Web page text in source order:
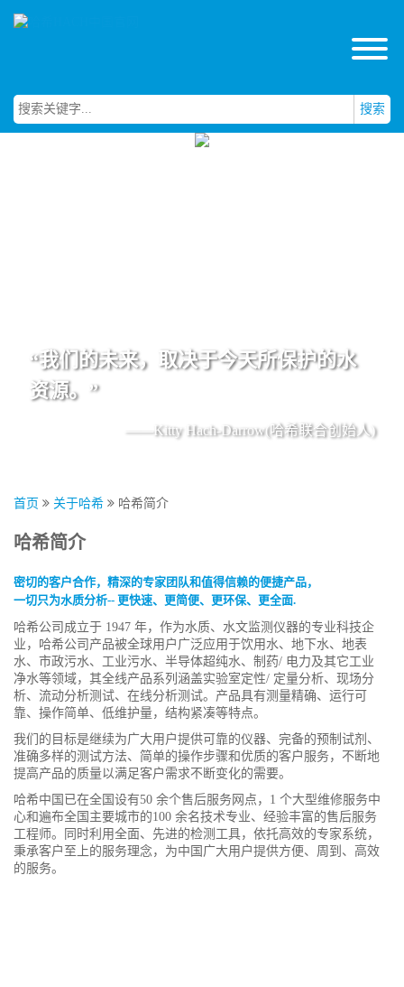
搜索
“我们的未来，取决于今天所保护的水
资源。”
——Kitty Hach-Darrow(哈希联合创始人)
首页 关于哈希 哈希简介
哈希简介
密切的客户合作，精深的专家团队和值得信赖的便捷产品，
一切只为水质分析-- 更快速、更简便、更环保、更全面.
哈希公司成立于 1947 年，作为水质、水文监测仪器的专业科技企
业，哈希公司产品被全球用户广泛应用于饮用水、地下水、地表
水、市政污水、工业污水、半导体超纯水、制药/ 电力及其它工业
净水等领域，其全线产品系列涵盖实验室定性/ 定量分析、现场分
析、流动分析测试、在线分析测试。产品具有测量精确、运行可
靠、操作简单、低维护量，结构紧凑等特点。
我们的目标是继续为广大用户提供可靠的仪器、完备的预制试剂、
准确多样的测试方法、简单的操作步骤和优质的客户服务，不断地
提高产品的质量以满足客户需求不断变化的需要。
哈希中国已在全国设有50 余个售后服务网点，1 个大型维修服务中
心和遍布全国主要城市的100 余名技术专业、经验丰富的售后服务
工程师。同时利用全面、先进的检测工具，依托高效的专家系统，
秉承客户至上的服务理念，为中国广大用户提供方便、周到、高效
的服务。